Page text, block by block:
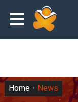
Home News